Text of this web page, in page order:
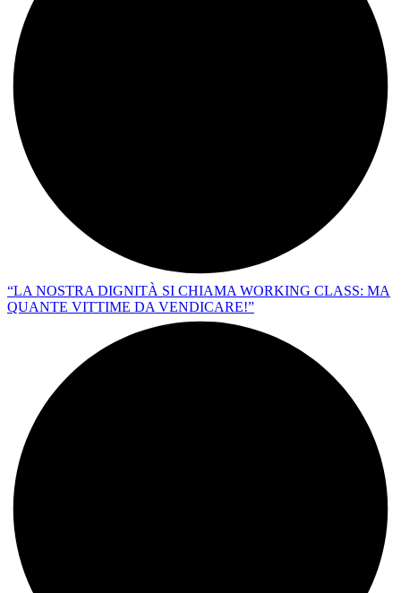
“LA NOSTRA DIGNITÀ SI CHIAMA WORKING CLASS: MA
QUANTE VITTIME DA VENDICARE!”